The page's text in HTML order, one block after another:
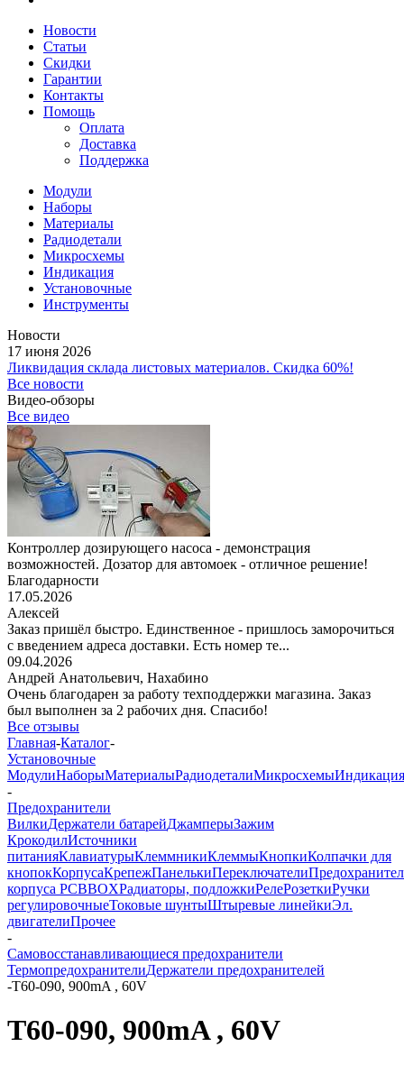
Новости
Статьи
Скидки
Гарантии
Контакты
Помощь
Оплата
Доставка
Поддержка
Модули
Наборы
Материалы
Радиодетали
Микросхемы
Индикация
Установочные
Инструменты
Новости
17 июня 2026
Ликвидация склада листовых материалов. Скидка 60%!
Все новости
Видео-обзоры
Все видео
Контроллер дозирующего насоса - демонстрация
возможностей. Дозатор для автомоек - отличное решение!
Благодарности
17.05.2026
Алексей
Заказ пришёл быстро. Единственное - пришлось заморочиться
с введением адреса доставки. Есть номер те...
09.04.2026
Андрей Анатольевич, Нахабино
Очень благодарен за работу техподдержки магазина. Заказ
был выполнен за 2 рабочих дня. Спасибо!
Все отзывы
Главная-Каталог-
Установочные
МодулиНаборыМатериалыРадиодеталиМикросхемыИндикация
-
Предохранители
ВилкиДержатели батарейДжамперыЗажим
КрокодилИсточники
питанияКлавиатурыКлеммникиКлеммыКнопкиКолпачки для
кнопокКорпусаКрепежПанелькиПереключатели
корпуса PCBBOXРадиаторы, подложкиРелеРозеткиРучки
регулировочныеТоковые шунтыШтыревые линейкиЭл.
двигателиПрочее
-
Самовосстанавливающиеся предохранители
ТермопредохранителиДержатели предохранителей
-T60-090, 900mA , 60V
T60-090, 900mA , 60V